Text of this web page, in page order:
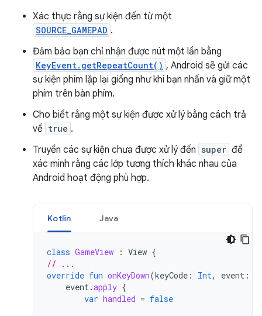
Xác thực rằng sự kiện đến từ một
SOURCE_GAMEPAD .
Đảm bảo bạn chỉ nhận được nút một lần bằng
KeyEvent.getRepeatCount() , Android sẽ gửi các
sự kiện phím lặp lại giống như khi bạn nhấn và giữ một
phím trên bàn phím.
Cho biết rằng một sự kiện được xử lý bằng cách trả
về true .
Truyền các sự kiện chưa được xử lý đến super để
xác minh rằng các lớp tương thích khác nhau của
Android hoạt động phù hợp.
Kotlin Java
class GameView : View {
// ...
override fun onKeyDown(keyCode : Int, event :
event.apply {
var handled = false